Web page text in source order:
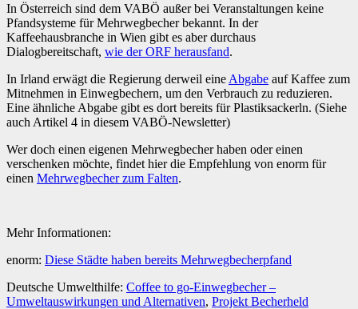
In Österreich sind dem VABÖ außer bei Veranstaltungen keine
Pfandsysteme für Mehrwegbecher bekannt. In der
Kaffeehausbranche in Wien gibt es aber durchaus
Dialogbereitschaft, wie der ORF herausfand.
In Irland erwägt die Regierung derweil eine Abgabe auf Kaffee zum
Mitnehmen in Einwegbechern, um den Verbrauch zu reduzieren.
Eine ähnliche Abgabe gibt es dort bereits für Plastiksackerln. (Siehe
auch Artikel 4 in diesem VABÖ-Newsletter)
Wer doch einen eigenen Mehrwegbecher haben oder einen
verschenken möchte, findet hier die Empfehlung von enorm für
einen Mehrwegbecher zum Falten.
Mehr Informationen:
enorm: Diese Städte haben bereits Mehrwegbecherpfand
Deutsche Umwelthilfe: Coffee to go-Einwegbecher –
Umweltauswirkungen und Alternativen, Projekt Becherheld